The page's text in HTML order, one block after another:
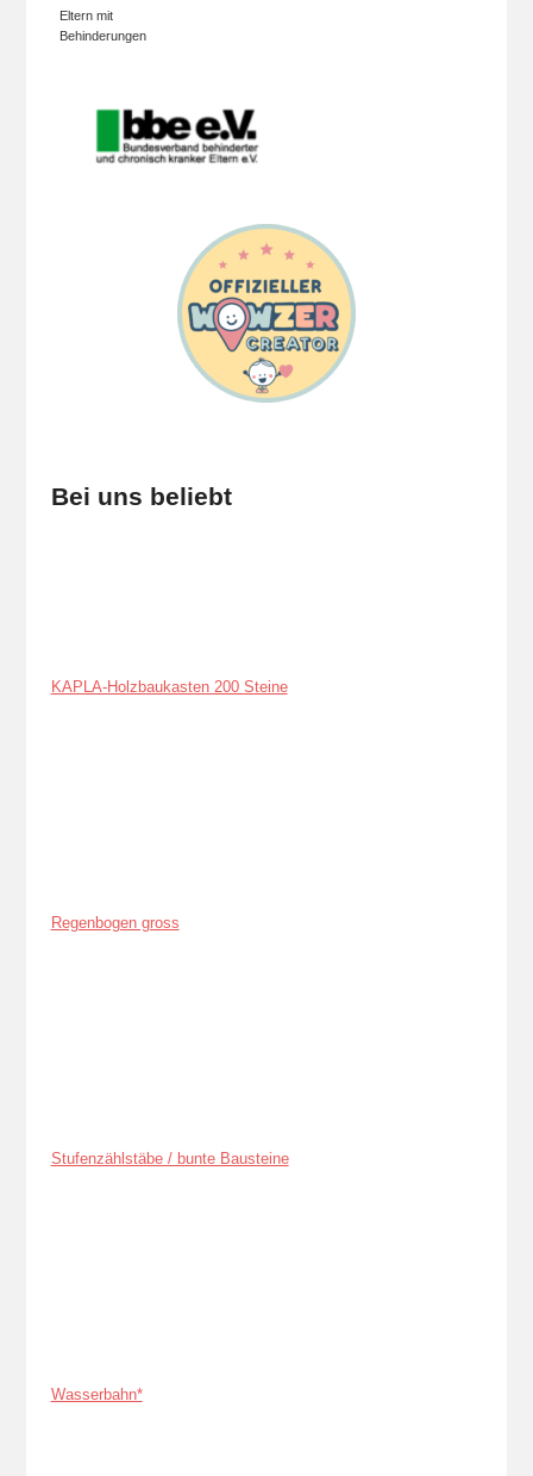
Eltern mit
Behinderungen
Bei uns beliebt
KAPLA-Holzbaukasten 200 Steine
Regenbogen gross
Stufenzählstäbe / bunte Bausteine
Wasserbahn*